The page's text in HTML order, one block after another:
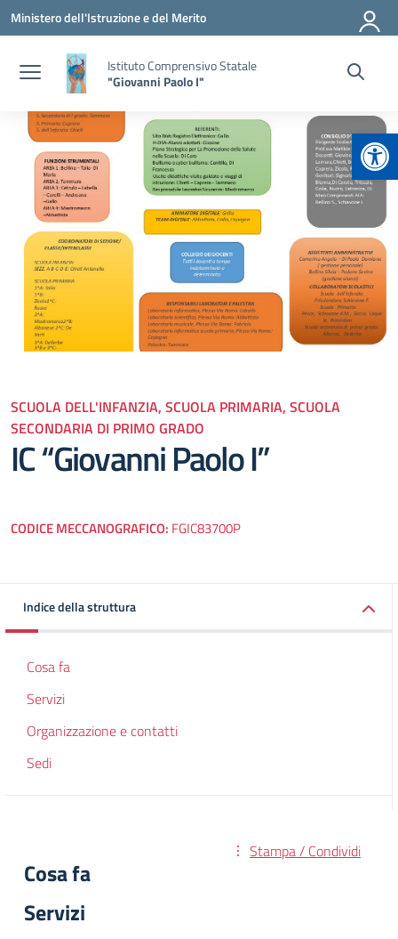
Vai ai contenuti
Vai al menu di navigazione
Vai al footer
Ministero dell'Istruzione e del Merito
Istituto Comprensivo Statale
"Giovanni Paolo I"
SCUOLA DELL'INFANZIA, SCUOLA PRIMARIA, SCUOLA
SECONDARIA DI PRIMO GRADO
IC “Giovanni Paolo I”
CODICE MECCANOGRAFICO: FGIC83700P
Indice della struttura
Cosa fa
Servizi
Organizzazione e contatti
Sedi
Stampa / Condividi
Cosa fa
Servizi